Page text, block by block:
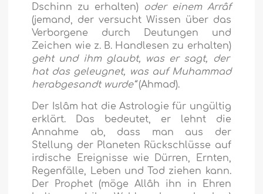
Dschinn zu erhalten) oder einem Arrâf
(jemand, der versucht Wissen über das
Verborgene durch Deutungen und
Zeichen wie z. B. Handlesen zu erhalten)
geht und ihm glaubt, was er sagt, der
hat das geleugnet, was auf Muhammad
herabgesandt wurde“(Ahmad).
Der Islâm hat die Astrologie für ungültig
erklärt. Das bedeutet, er lehnt die
Annahme ab, dass man aus der
Stellung der Planeten Rückschlüsse auf
irdische Ereignisse wie Dürren, Ernten,
Regenfälle, Leben und Tod ziehen kann.
Der Prophet (möge Allâh ihn in Ehren